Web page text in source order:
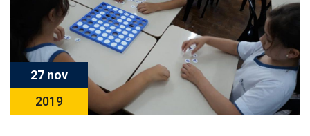
27 nov
2019